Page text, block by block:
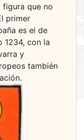
que no
primer
es el de
1234, con la
y
también